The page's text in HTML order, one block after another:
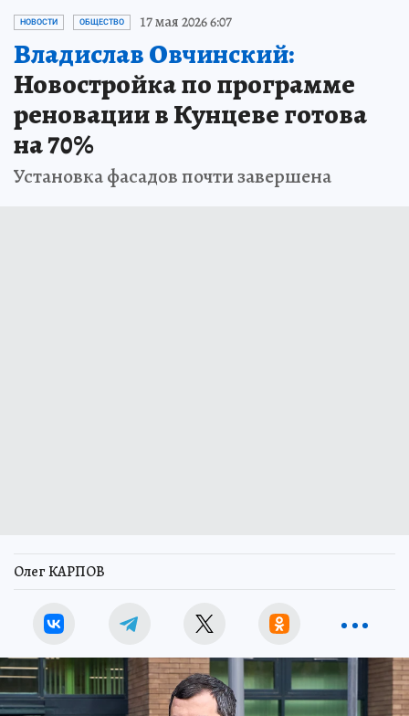
НОВОСТИ ОБЩЕСТВО 17 мая 2026 6:07
Владислав Овчинский:
Новостройка по программе
реновации в Кунцеве готова
на 70%
Установка фасадов почти завершена
Олег КАРПОВ